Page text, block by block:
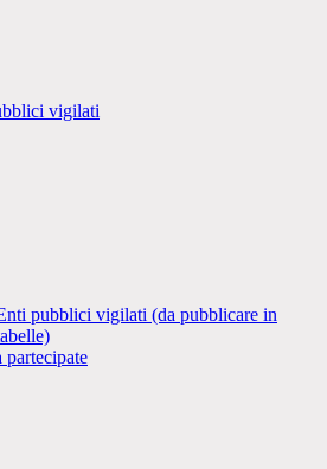
vigilati
pubblici vigilati (da pubblicare in
partecipate